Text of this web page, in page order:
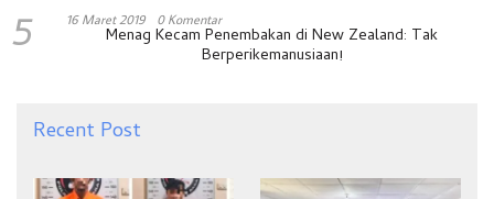
5 16 Maret 2019 0 Komentar
Menag Kecam Penembakan di New Zealand: Tak
Berperikemanusiaan!
Recent Post